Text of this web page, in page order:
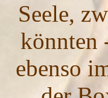
Seele,
könnten
ebenso